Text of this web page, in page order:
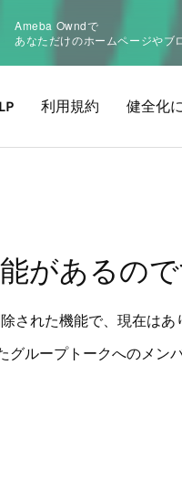
Ameba Owndで
あなただけのホームページやブ
利用規約 健全化
があるの
された機能で、現在はあ
グループトークへのメン